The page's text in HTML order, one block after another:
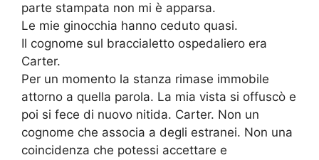
parte stampata non mi è apparsa.
Le mie ginocchia hanno ceduto quasi.
Il cognome sul braccialetto ospedaliero era
Carter.
Per un momento la stanza rimase immobile
attorno a quella parola. La mia vista si offuscò e
poi si fece di nuovo nitida. Carter. Non un
cognome che associa a degli estranei. Non una
coincidenza che potessi accettare e